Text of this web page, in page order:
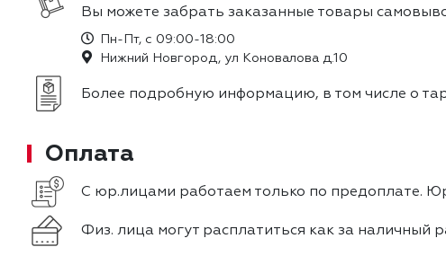
Вы можете забрать заказанные товары
Пн-Пт, с 09:00-18:00
Нижний Новгород, ул Коновалова д.10
Более подробную информацию, в том числе о
Оплата
С юр.лицами работаем только по предоплате.
Физ. лица могут расплатиться как за наличный